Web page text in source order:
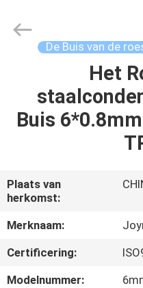
PRODUCTEN
DE
V.S.
FABRIEKSREIS
Joyruns
Steel
De Buis van de
Het
Buis
Plaats van
herkomst:
Merknaam:
Certificering:
Modelnummer: